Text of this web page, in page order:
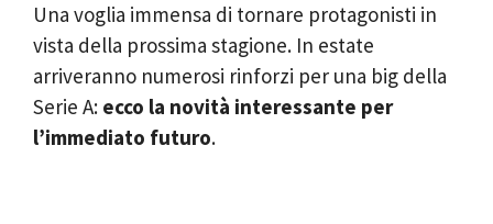
Una voglia immensa di tornare protagonisti in
vista della prossima stagione. In estate
arriveranno numerosi rinforzi per una big della
Serie A: ecco la novità interessante per
l’immediato futuro.